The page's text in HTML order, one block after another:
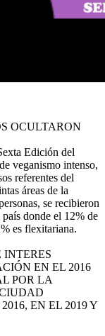
OCULTARON
Edición del
veganismo intenso,
referentes del
áreas de la
se recibieron
donde el 12% de
es flexitariana.
INTERES
EN EL 2016
POR LA
EN EL 2019 Y